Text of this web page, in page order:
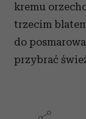
kremu
trzecim
do
przybrać